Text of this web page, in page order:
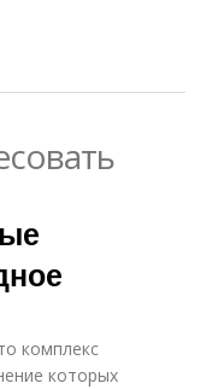
комплекс
которых